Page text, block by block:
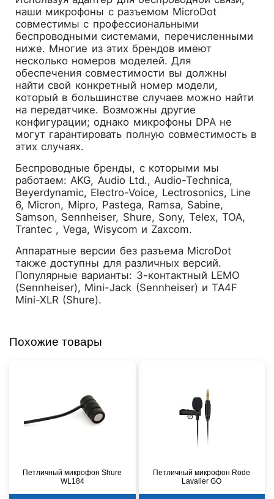
наши микрофоны с разъемом MicroDot
совместимы с профессиональными
беспроводными системами, перечисленными
ниже. Многие из этих брендов имеют
несколько номеров моделей. Для
обеспечения совместимости вы должны
найти свой конкретный номер модели,
который в большинстве случаев можно найти
на передатчике. Возможны другие
конфигурации; однако микрофоны DPA не
могут гарантировать полную совместимость в
этих случаях.
Беспроводные бренды, с которыми мы
работаем: AKG, Audio Ltd., Audio-Technica,
Beyerdynamic, Electro-Voice, Lectrosonics, Line
6, Micron, Mipro, Pastega, Ramsa, Sabine,
Samson, Sennheiser, Shure, Sony, Telex, TOA,
Trantec , Vega, Wisycom и Zaxcom.
Аппаратные версии без разъема MicroDot
также доступны для различных версий.
Популярные варианты: 3-контактный LEMO
(Sennheiser), Mini-Jack (Sennheiser) и TA4F
Mini-XLR (Shure).
Похожие товары
Петличный микрофон Shure
WL184
Петличный микрофон Rode
Lavalier GO